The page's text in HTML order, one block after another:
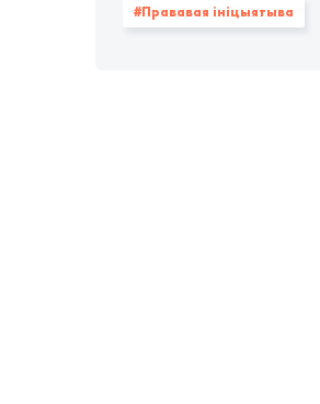
#Прававая ініцыятыва